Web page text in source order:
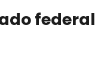
federal